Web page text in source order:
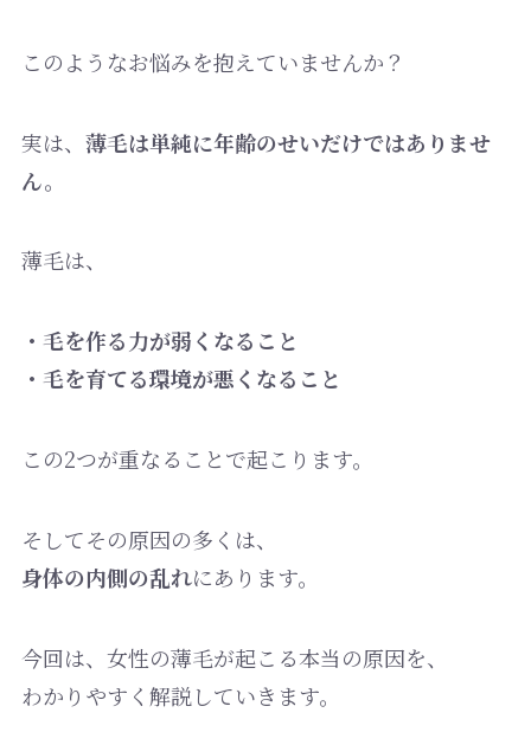
このようなお悩みを抱えていませんか？
実は、 薄毛は単純に年齢のせいだけではありませ
ん。
薄毛は、
・毛を作る力が弱くなること
・毛を育てる環境が悪くなること
この2つが重なることで起こります。
そしてその原因の多くは、
身体の内側の乱れにあります。
今回は、女性の薄毛が起こる本当の原因を、
わかりやすく解説していきます。